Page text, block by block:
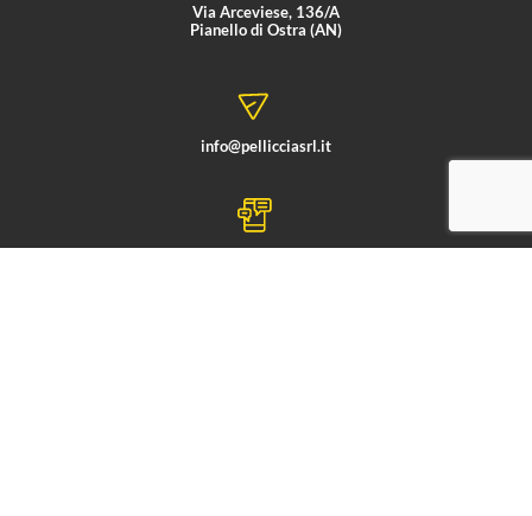
Via Arceviese, 136/A
Pianello di Ostra (AN)
info@pellicciasrl.it